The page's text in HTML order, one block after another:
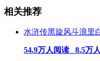
相关推荐
水浒传黑旋风斗浪里
54.9万人阅读 8.5万